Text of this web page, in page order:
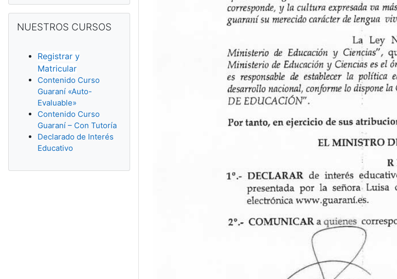
NUESTROS CURSOS
Registrar y
Matricular
Contenido Curso
Guaraní «Auto-
Evaluable»
Contenido Curso
Guaraní – Con Tutoría
Declarado de Interés
Educativo